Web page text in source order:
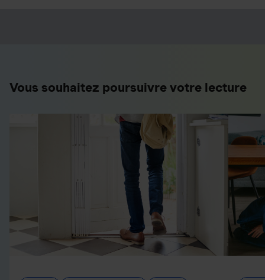
Vous souhaitez poursuivre votre lecture